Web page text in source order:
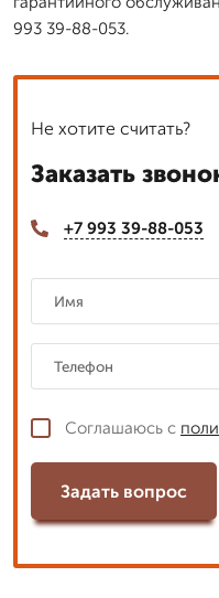
993 39-88-053.
Не хотите считать?
Заказать
+7 993 39-88-053
Соглашаюсь с
Задать вопрос